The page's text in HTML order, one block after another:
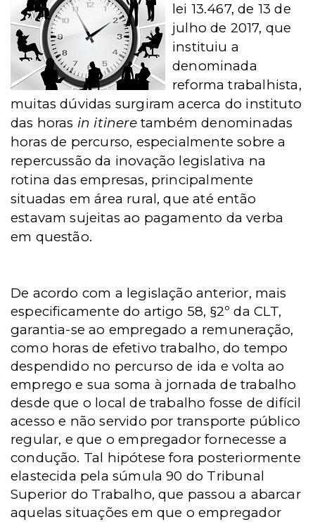
lei 13.467, de 13 de
julho de 2017, que
instituiu a
denominada
reforma trabalhista,
muitas dúvidas surgiram acerca do instituto
das horas in itineretambém denominadas
horas de percurso, especialmente sobre a
repercussão da inovação legislativa na
rotina das empresas, principalmente
situadas em área rural, que até então
estavam sujeitas ao pagamento da verba
em questão.
De acordo com a legislação anterior, mais
especificamente do artigo 58, §2º da CLT,
garantia-se ao empregado a remuneração,
como horas de efetivo trabalho, do tempo
despendido no percurso de ida e volta ao
emprego e sua soma à jornada de trabalho
desde que o local de trabalho fosse de difícil
acesso e não servido por transporte público
regular, e que o empregador fornecesse a
condução. Tal hipótese fora posteriormente
elastecida pela súmula 90 do Tribunal
Superior do Trabalho, que passou a abarcar
aquelas situações em que o empregador